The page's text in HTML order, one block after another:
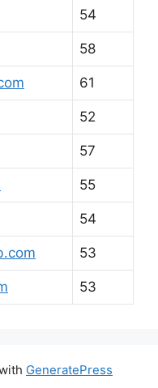
54
58
61
52
57
55
54
53
53
GeneratePress